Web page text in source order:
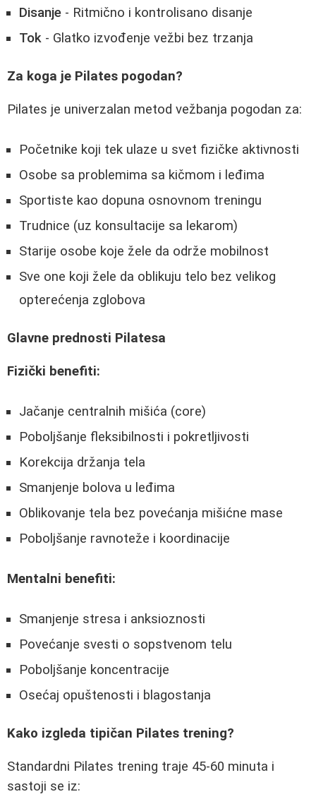
Disanje - Ritmično i kontrolisano disanje
Tok - Glatko izvođenje vežbi bez trzanja
Za koga je Pilates pogodan?
Pilates je univerzalan metod vežbanja pogodan za:
Početnike koji tek ulaze u svet fizičke aktivnosti
Osobe sa problemima sa kičmom i leđima
Sportiste kao dopuna osnovnom treningu
Trudnice (uz konsultacije sa lekarom)
Starije osobe koje žele da održe mobilnost
Sve one koji žele da oblikuju telo bez velikog
opterećenja zglobova
Glavne prednosti Pilatesa
Fizički benefiti:
Jačanje centralnih mišića (core)
Poboljšanje fleksibilnosti i pokretljivosti
Korekcija držanja tela
Smanjenje bolova u leđima
Oblikovanje tela bez povećanja mišićne mase
Poboljšanje ravnoteže i koordinacije
Mentalni benefiti:
Smanjenje stresa i anksioznosti
Povećanje svesti o sopstvenom telu
Poboljšanje koncentracije
Osećaj opuštenosti i blagostanja
Kako izgleda tipičan Pilates trening?
Standardni Pilates trening traje 45-60 minuta i
sastoji se iz: